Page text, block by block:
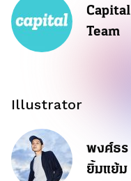
Capital
Team
Illustrator
พงศ์ธร
ยิ้มแย้ม